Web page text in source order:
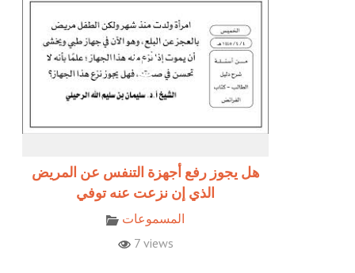
هل يجوز رفع أجهزة التنفس عن المريض
الذي إن نزعت عنه توفي
المسموعات
7 views